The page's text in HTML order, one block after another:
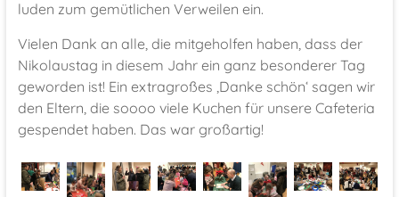
luden zum gemütlichen Verweilen ein.
Vielen Dank an alle, die mitgeholfen haben, dass der
Nikolaustag in diesem Jahr ein ganz besonderer Tag
geworden ist! Ein extragroßes ‚Danke schön‘ sagen wir
den Eltern, die soooo viele Kuchen für unsere Cafeteria
gespendet haben. Das war großartig!